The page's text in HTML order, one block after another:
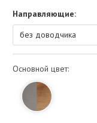
Направляющие:
Основной цвет: